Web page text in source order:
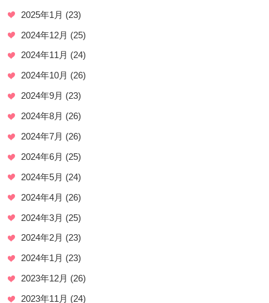
2025年1月 (23)
2024年12月 (25)
2024年11月 (24)
2024年10月 (26)
2024年9月 (23)
2024年8月 (26)
2024年7月 (26)
2024年6月 (25)
2024年5月 (24)
2024年4月 (26)
2024年3月 (25)
2024年2月 (23)
2024年1月 (23)
2023年12月 (26)
2023年11月 (24)